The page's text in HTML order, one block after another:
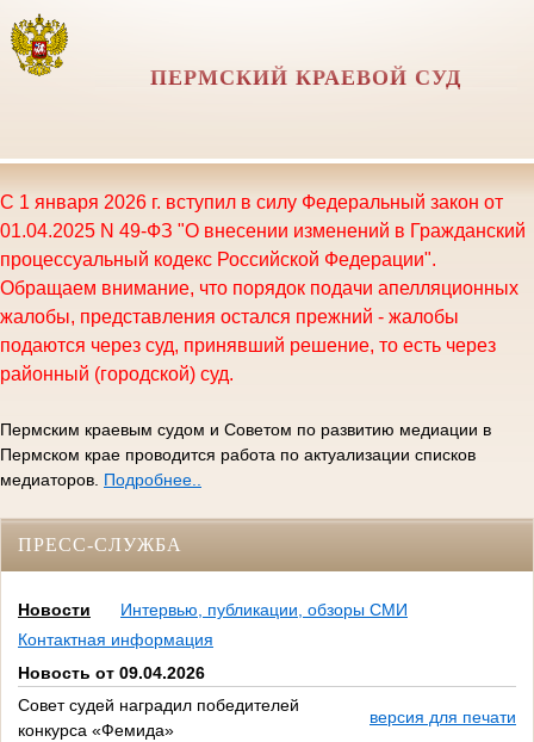
ПЕРМСКИЙ КРАЕВОЙ СУД
С 1 января 2026 г. вступил в силу Федеральный закон от
01.04.2025 N 49-ФЗ "О внесении изменений в Гражданский
процессуальный кодекс Российской Федерации".
Обращаем внимание, что порядок подачи апелляционных
жалобы, представления остался прежний - жалобы
подаются через суд, принявший решение, то есть через
районный (городской) суд.
Пермским краевым судом и Советом по развитию медиации в
Пермском крае проводится работа по актуализации списков
медиаторов. Подробнее..
ПРЕСС-СЛУЖБА
Новости
Интервью, публикации, обзоры СМИ
Контактная информация
Новость от 09.04.2026
Совет судей наградил победителей
конкурса «Фемида»
версия для печати